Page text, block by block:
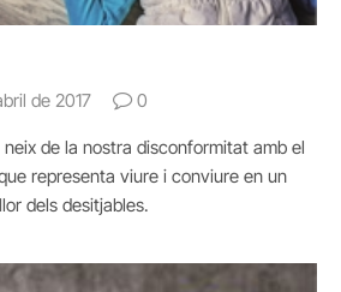
de 2017 0
de la nostra disconformitat amb el
representa viure i conviure en un
dels desitjables.